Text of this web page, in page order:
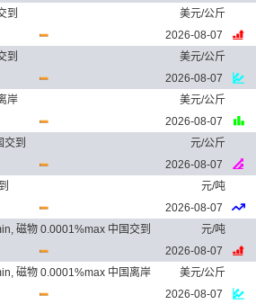
到
美元/公斤
2026-08-07
到
美元/公斤
2026-08-07
岸
美元/公斤
2026-08-07
到
元/公斤
2026-08-07
元/吨
2026-08-07
磁物 0.0001%max 中国交到
元/吨
2026-08-07
磁物 0.0001%max 中国离岸
美元/公斤
2026-08-07